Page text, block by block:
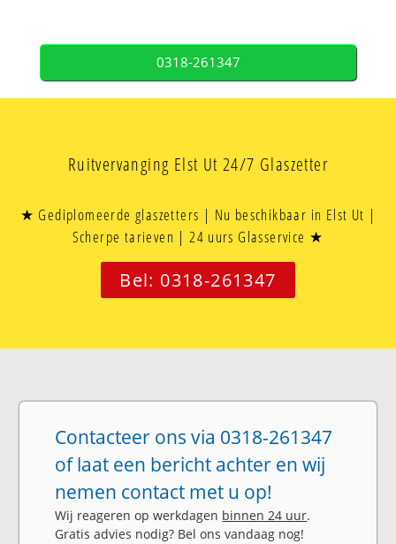
0318-261347
Ruitvervanging Elst Ut 24/7 Glaszetter
★ Gediplomeerde glaszetters | Nu beschikbaar in Elst Ut |
Scherpe tarieven | 24 uurs Glasservice ★
Bel: 0318-261347
Contacteer ons via 0318-261347
of laat een bericht achter en wij
nemen contact met u op!
Wij reageren op werkdagen binnen 24 uur.
Gratis advies nodig? Bel ons vandaag nog!